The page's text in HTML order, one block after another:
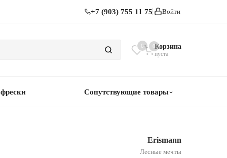
+7 (903) 755 11 75 Войти
0 0Корзина
пуста
Сопутствующие товары
Erismann
Лесные мечты